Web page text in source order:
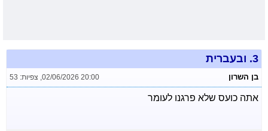
3. ובעברית
בן השרון 02/06/2026 20:00
, צפיות: 53
אתה כועס שלא פרגנו לעומר